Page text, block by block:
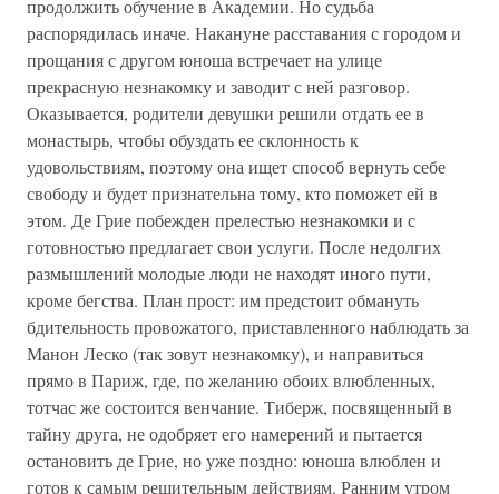
продолжить обучение в Академии. Но судьба
распорядилась иначе. Накануне расставания с городом и
прощания с другом юноша встречает на улице
прекрасную незнакомку и заводит с ней разговор.
Оказывается, родители девушки решили отдать ее в
монастырь, чтобы обуздать ее склонность к
удовольствиям, поэтому она ищет способ вернуть себе
свободу и будет признательна тому, кто поможет ей в
этом. Де Грие побежден прелестью незнакомки и с
готовностью предлагает свои услуги. После недолгих
размышлений молодые люди не находят иного пути,
кроме бегства. План прост: им предстоит обмануть
бдительность провожатого, приставленного наблюдать за
Манон Леско (так зовут незнакомку), и направиться
прямо в Париж, где, по желанию обоих влюбленных,
тотчас же состоится венчание. Тиберж, посвященный в
тайну друга, не одобряет его намерений и пытается
остановить де Грие, но уже поздно: юноша влюблен и
готов к самым решительным действиям. Ранним утром